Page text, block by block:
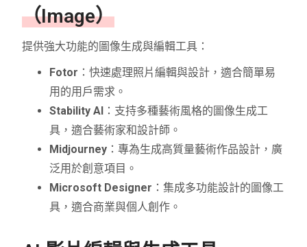
（Image）
提供強大功能的圖像生成與編輯工具：
Fotor ：快速處理照片編輯與設計，適合簡單易
用的用戶需求。
Stability AI ：支持多種藝術風格的圖像生成工
具，適合藝術家和設計師。
Midjourney ：專為生成高質量藝術作品設計，廣
泛用於創意項目。
Microsoft Designer ：集成多功能設計的圖像工
具，適合商業與個人創作。